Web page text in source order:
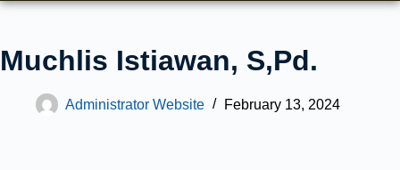
Muchlis Istiawan, S,Pd.
Administrator Website February 13, 2024